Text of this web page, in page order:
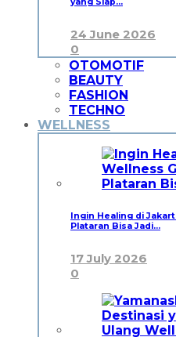
24 June 2026
0
OTOMOTIF
BEAUTY
FASHION
TECHNO
WELLNESS
Ingin Healing di
Plataran Bisa Jadi…
17 July 2026
0